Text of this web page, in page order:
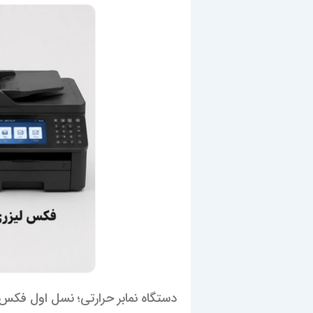
دستگاه نمابر حرارتی؛ نسل اول